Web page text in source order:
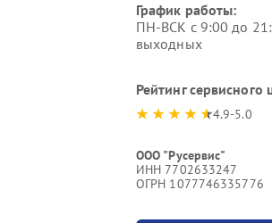
График работы:
ПН-ВСК с 9:00 до
выходных
Рейтинг сервисного
4.9-5.0
ООО "Русервис"
ИНН 7702633247
ОГРН 1077746335776